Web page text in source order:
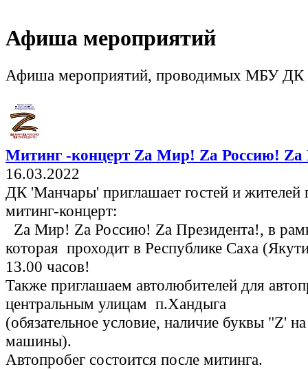
Афиша мероприятий
Афиша мероприятий, проводимых МБУ
Митинг -концерт Zа Мир! Zа Россию! Zа
16.03.2022
ДК 'Манчары' приглашает гостей и
митинг-концерт:
Za Мир! Zа Россию! Zа Президента!, в
которая проходит в Республике Саха
13.00 часов!
Также приглашаем автолюбителей для
центральным улицам п.Хандыга
(обязательное условие, наличие буквы "Z'
машины).
Автопробег состоится после митинга.